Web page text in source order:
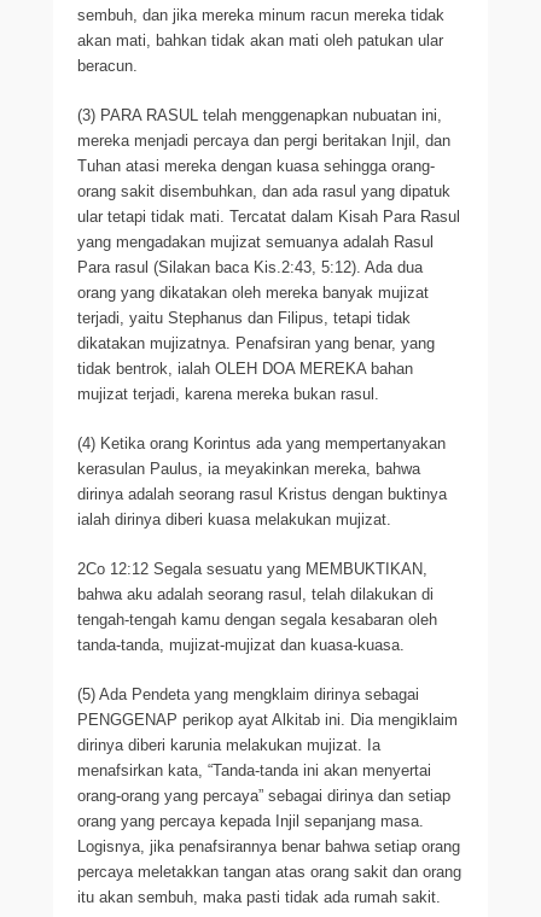
sembuh, dan jika mereka minum racun mereka tidak
akan mati, bahkan tidak akan mati oleh patukan ular
beracun.
(3) PARA RASUL telah menggenapkan nubuatan ini,
mereka menjadi percaya dan pergi beritakan Injil, dan
Tuhan atasi mereka dengan kuasa sehingga orang-
orang sakit disembuhkan, dan ada rasul yang dipatuk
ular tetapi tidak mati. Tercatat dalam Kisah Para Rasul
yang mengadakan mujizat semuanya adalah Rasul
Para rasul (Silakan baca Kis.2:43, 5:12). Ada dua
orang yang dikatakan oleh mereka banyak mujizat
terjadi, yaitu Stephanus dan Filipus, tetapi tidak
dikatakan mujizatnya. Penafsiran yang benar, yang
tidak bentrok, ialah OLEH DOA MEREKA bahan
mujizat terjadi, karena mereka bukan rasul.
(4) Ketika orang Korintus ada yang mempertanyakan
kerasulan Paulus, ia meyakinkan mereka, bahwa
dirinya adalah seorang rasul Kristus dengan buktinya
ialah dirinya diberi kuasa melakukan mujizat.
2Co 12:12 Segala sesuatu yang MEMBUKTIKAN,
bahwa aku adalah seorang rasul, telah dilakukan di
tengah-tengah kamu dengan segala kesabaran oleh
tanda-tanda, mujizat-mujizat dan kuasa-kuasa.
(5) Ada Pendeta yang mengklaim dirinya sebagai
PENGGENAP perikop ayat Alkitab ini. Dia mengiklaim
dirinya diberi karunia melakukan mujizat. Ia
menafsirkan kata, “Tanda-tanda ini akan menyertai
orang-orang yang percaya” sebagai dirinya dan setiap
orang yang percaya kepada Injil sepanjang masa.
Logisnya, jika penafsirannya benar bahwa setiap orang
percaya meletakkan tangan atas orang sakit dan orang
itu akan sembuh, maka pasti tidak ada rumah sakit.